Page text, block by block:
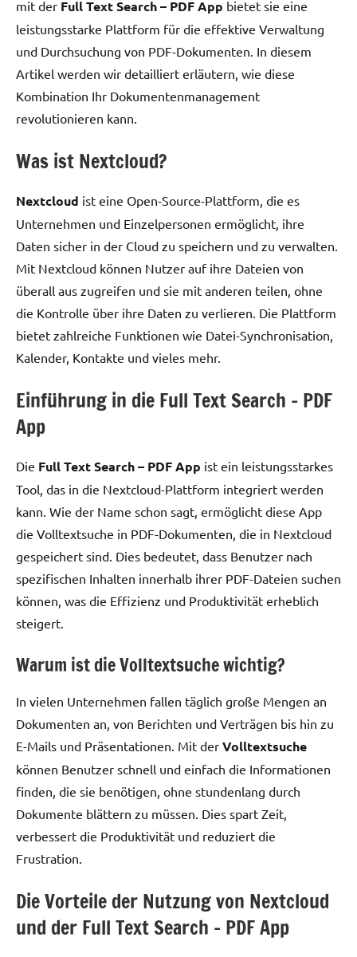
mit der Full Text Search – PDF App bietet sie eine
leistungsstarke Plattform für die effektive Verwaltung
und Durchsuchung von PDF-Dokumenten. In diesem
Artikel werden wir detailliert erläutern, wie diese
Kombination Ihr Dokumentenmanagement
revolutionieren kann.
Was ist Nextcloud?
Nextcloud ist eine Open-Source-Plattform, die es
Unternehmen und Einzelpersonen ermöglicht, ihre
Daten sicher in der Cloud zu speichern und zu verwalten.
Mit Nextcloud können Nutzer auf ihre Dateien von
überall aus zugreifen und sie mit anderen teilen, ohne
die Kontrolle über ihre Daten zu verlieren. Die Plattform
bietet zahlreiche Funktionen wie Datei-Synchronisation,
Kalender, Kontakte und vieles mehr.
Einführung in die Full Text Search – PDF
App
Die Full Text Search – PDF App ist ein leistungsstarkes
Tool, das in die Nextcloud-Plattform integriert werden
kann. Wie der Name schon sagt, ermöglicht diese App
die Volltextsuche in PDF-Dokumenten, die in Nextcloud
gespeichert sind. Dies bedeutet, dass Benutzer nach
spezifischen Inhalten innerhalb ihrer PDF-Dateien suchen
können, was die Effizienz und Produktivität erheblich
steigert.
Warum ist die Volltextsuche wichtig?
In vielen Unternehmen fallen täglich große Mengen an
Dokumenten an, von Berichten und Verträgen bis hin zu
E-Mails und Präsentationen. Mit der Volltextsuche
können Benutzer schnell und einfach die Informationen
finden, die sie benötigen, ohne stundenlang durch
Dokumente blättern zu müssen. Dies spart Zeit,
verbessert die Produktivität und reduziert die
Frustration.
Die Vorteile der Nutzung von Nextcloud
und der Full Text Search – PDF App